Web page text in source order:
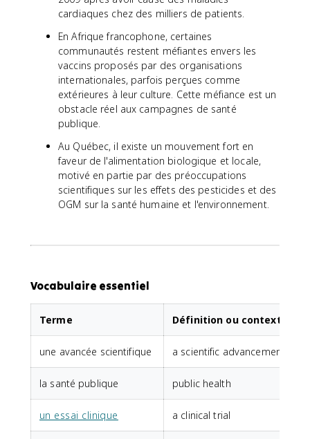
cardiaques chez des milliers de patients.
En Afrique francophone, certaines
communautés restent méfiantes envers les
vaccins proposés par des organisations
internationales, parfois perçues comme
extérieures à leur culture. Cette méfiance est un
obstacle réel aux campagnes de santé
publique.
Au Québec, il existe un mouvement fort en
faveur de l'alimentation biologique et locale,
motivé en partie par des préoccupations
scientifiques sur les effets des pesticides et des
OGM sur la santé humaine et l'environnement.
Vocabulaire essentiel
Terme Définition ou contexte
une avancée scientifique a scientific advancement
la santé publique public health
un essai clinique a clinical trial